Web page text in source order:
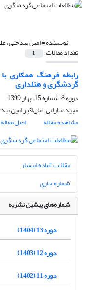
نویسنده =امین بیدختی،
تعداد مقالات: 1
رابطه فرهنگ همکاری با
گردشگری و هتلداری
دوره 8، شماره 15، بهار 1399
مجید سارانی، علی‌اکبر امین
مشاهده مقاله
اصل مقاله
مقالات آماده انتشار
شماره جاری
شماره‌های پیشین نشریه
دوره 13 (1404)
دوره 12 (1403)
دوره 11 (1402)